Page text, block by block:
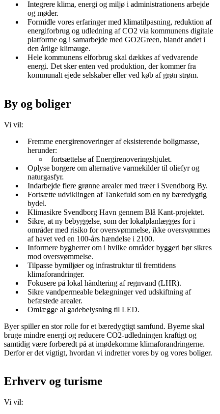
Integrere klima, energi og miljø i administrationens arbejde
og møder.
Formidle vores erfaringer med klimatilpasning, reduktion af
energiforbrug og udledning af CO2 via kommunens digitale
platforme og i samarbejde med GO2Green, blandt andet i
den årlige klimauge.
Hele kommunens elforbrug skal dækkes af vedvarende
energi. Det sker enten ved produktion, der kommer fra
kommunalt ejede selskaber eller ved køb af grøn strøm.
By og boliger
Vi vil:
Fremme energirenoveringer af eksisterende boligmasse,
herunder:
fortsættelse af Energirenoveringshjulet.
Oplyse borgere om alternative varmekilder til oliefyr og
naturgasfyr.
Indarbejde flere grønne arealer med træer i Svendborg By.
Fortsætte udviklingen af Tankefuld som en ny bæredygtig
bydel.
Klimasikre Svendborg Havn gennem Blå Kant-projektet.
Sikre, at ny bebyggelse, som der lokalplanlægges for i
områder med risiko for oversvømmelse, ikke oversvømmes
af havet ved en 100-års hændelse i 2100.
Informere bygherrer om i hvilke områder byggeri bør sikres
mod oversvømmelse.
Tilpasse bymiljøer og infrastruktur til fremtidens
klimaforandringer.
Fokusere på lokal håndtering af regnvand (LHR).
Sikre vandpermeable belægninger ved udskiftning af
befæstede arealer.
Omlægge al gadebelysning til LED.
Byer spiller en stor rolle for et bæredygtigt samfund. Byerne skal
bruge mindre energi og reducere CO2-udledningen kraftigt og
samtidig være forberedt på at imødekomme klimaforandringerne.
Derfor er det vigtigt, hvordan vi indretter vores by og vores boliger.
Erhverv og turisme
Vi vil: